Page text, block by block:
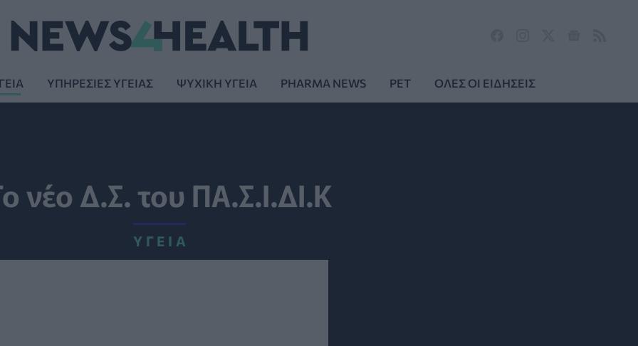
ΥΠΗΡΕΣΙΕΣ ΥΓΕΙΑΣ ΨΥΧΙΚΗ ΥΓΕΙΑ PHARMA NEWS PET ΟΛΕΣ ΟΙ ΕΙΔΗΣΕΙΣ
νέο Δ.Σ. του ΠΑ.Σ.Ι.ΔΙ.Κ
ΥΓΕΊΑ